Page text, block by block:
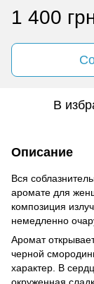
1 400
В
Описание
Вся
аромате для
композиция
немедленно
Аромат
черной
характер. В
окруженная